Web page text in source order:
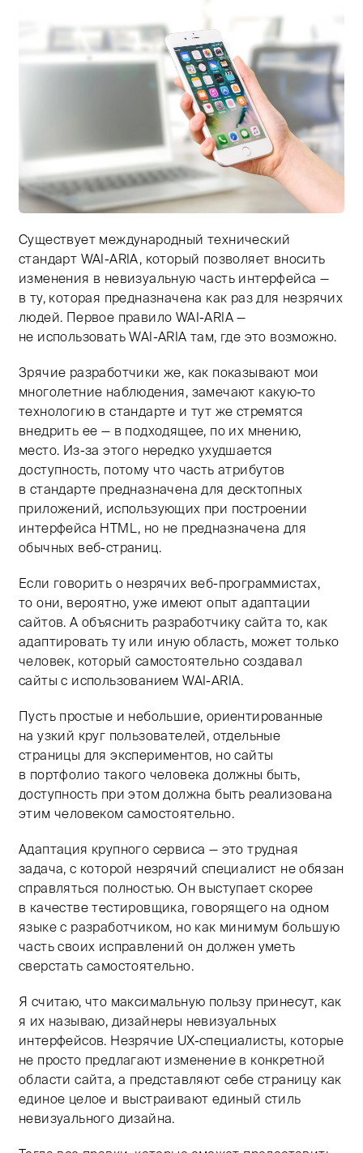
Тифлокомментарий: цветная фотография. На
Существует международный технический
стандарт WAI-ARIA, который позволяет вносить
изменения в невизуальную часть интерфейса —
в ту, которая предназначена как раз для незрячих
людей. Первое правило WAI-ARIA —
не использовать WAI-ARIA там, где это возможно.
Зрячие разработчики же, как показывают мои
многолетние наблюдения, замечают какую-то
технологию в стандарте и тут же стремятся
внедрить ее — в подходящее, по их мнению,
место. Из-за этого нередко ухудшается
доступность, потому что часть атрибутов
в стандарте предназначена для десктопных
приложений, использующих при построении
интерфейса HTML, но не предназначена для
обычных веб-страниц.
Если говорить о незрячих веб-программистах,
то они, вероятно, уже имеют опыт адаптации
сайтов. А объяснить разработчику сайта то, как
адаптировать ту или иную область, может только
человек, который самостоятельно создавал
сайты с использованием WAI-ARIA.
Пусть простые и небольшие, ориентированные
на узкий круг пользователей, отдельные
страницы для экспериментов, но сайты
в портфолио такого человека должны быть,
доступность при этом должна быть реализована
этим человеком самостоятельно.
Адаптация крупного сервиса — это трудная
задача, с которой незрячий специалист не обязан
справляться полностью. Он выступает скорее
в качестве тестировщика, говорящего на одном
языке с разработчиком, но как минимум большую
часть своих исправлений он должен уметь
сверстать самостоятельно.
Я считаю, что максимальную пользу принесут, как
я их называю, дизайнеры невизуальных
интерфейсов. Незрячие UX-специалисты, которые
не просто предлагают изменение в конкретной
области сайта, а представляют себе страницу как
единое целое и выстраивают единый стиль
невизуального дизайна.